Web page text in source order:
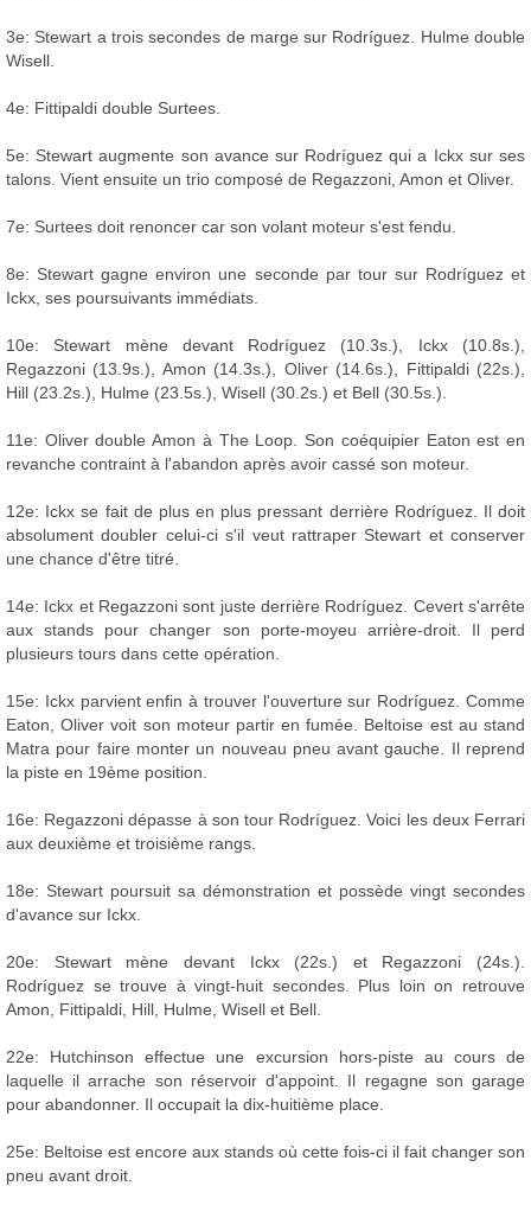
3e: Stewart a trois secondes de marge sur Rodríguez. Hulme double
Wisell.
4e: Fittipaldi double Surtees.
5e: Stewart augmente son avance sur Rodríguez qui a Ickx sur ses
talons. Vient ensuite un trio composé de Regazzoni, Amon et Oliver.
7e: Surtees doit renoncer car son volant moteur s'est fendu.
8e: Stewart gagne environ une seconde par tour sur Rodríguez et
Ickx, ses poursuivants immédiats.
10e: Stewart mène devant Rodríguez (10.3s.), Ickx (10.8s.),
Regazzoni (13.9s.), Amon (14.3s.), Oliver (14.6s.), Fittipaldi (22s.),
Hill (23.2s.), Hulme (23.5s.), Wisell (30.2s.) et Bell (30.5s.).
11e: Oliver double Amon à The Loop. Son coéquipier Eaton est en
revanche contraint à l'abandon après avoir cassé son moteur.
12e: Ickx se fait de plus en plus pressant derrière Rodríguez. Il doit
absolument doubler celui-ci s'il veut rattraper Stewart et conserver
une chance d'être titré.
14e: Ickx et Regazzoni sont juste derrière Rodríguez. Cevert s'arrête
aux stands pour changer son porte-moyeu arrière-droit. Il perd
plusieurs tours dans cette opération.
15e: Ickx parvient enfin à trouver l'ouverture sur Rodríguez. Comme
Eaton, Oliver voit son moteur partir en fumée. Beltoise est au stand
Matra pour faire monter un nouveau pneu avant gauche. Il reprend
la piste en 19ème position.
16e: Regazzoni dépasse à son tour Rodríguez. Voici les deux Ferrari
aux deuxième et troisième rangs.
18e: Stewart poursuit sa démonstration et possède vingt secondes
d'avance sur Ickx.
20e: Stewart mène devant Ickx (22s.) et Regazzoni (24s.).
Rodríguez se trouve à vingt-huit secondes. Plus loin on retrouve
Amon, Fittipaldi, Hill, Hulme, Wisell et Bell.
22e: Hutchinson effectue une excursion hors-piste au cours de
laquelle il arrache son réservoir d'appoint. Il regagne son garage
pour abandonner. Il occupait la dix-huitième place.
25e: Beltoise est encore aux stands où cette fois-ci il fait changer son
pneu avant droit.